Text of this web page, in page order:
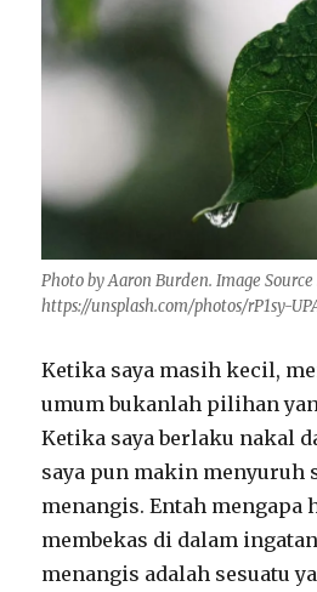
Photo by Aaron Burden. Image Source
https://unsplash.com/photos/rP1sy-
Ketika saya masih kecil,
umum bukanlah pilihan
Ketika saya berlaku nakal
saya pun makin menyuruh
menangis. Entah mengapa
membekas di dalam
menangis adalah sesuatu